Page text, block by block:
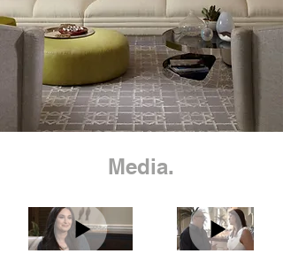
Media.